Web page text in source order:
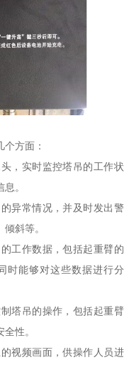
方面：
，实时监控塔吊的工作状
。
异常情况，并及时发出警
斜等。
工作数据，包括起重臂的
时能够对这些数据进行分
塔吊的操作，包括起重臂
性。
视频画面，供操作人员进